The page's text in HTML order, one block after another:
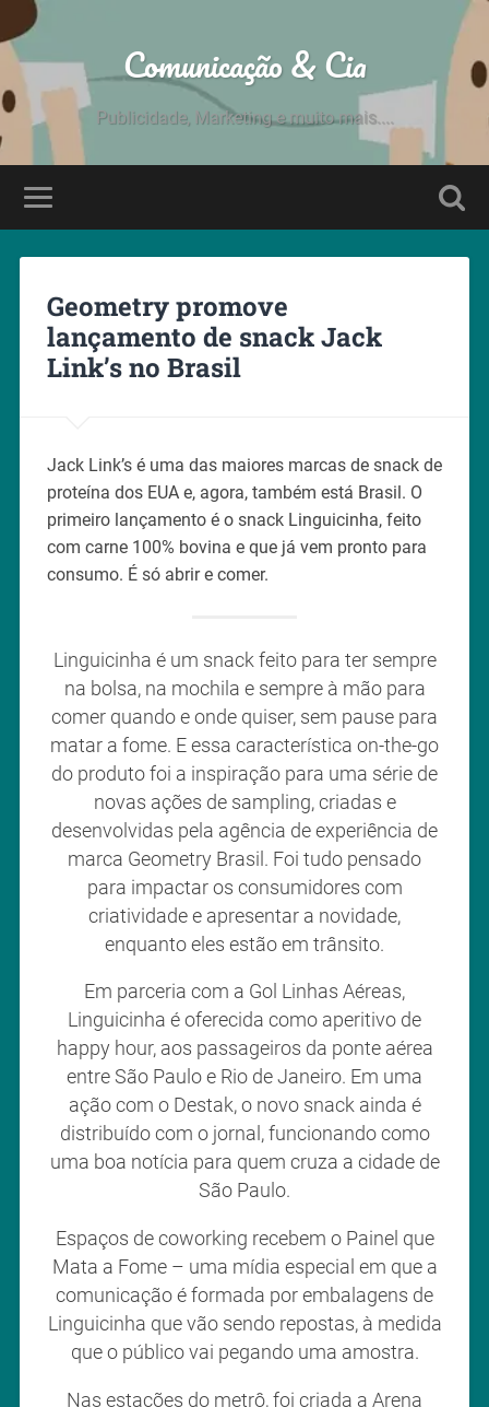
Comunicação & Cia
Publicidade, Marketing e muito mais....
Geometry promove
lançamento de snack Jack
Link’s no Brasil
Jack Link’s é uma das maiores marcas de snack de
proteína dos EUA e, agora, também está Brasil. O
primeiro lançamento é o snack Linguicinha, feito
com carne 100% bovina e que já vem pronto para
consumo. É só abrir e comer.
Linguicinha é um snack feito para ter sempre
na bolsa, na mochila e sempre à mão para
comer quando e onde quiser, sem pause para
matar a fome. E essa característica on-the-go
do produto foi a inspiração para uma série de
novas ações de sampling, criadas e
desenvolvidas pela agência de experiência de
marca Geometry Brasil. Foi tudo pensado
para impactar os consumidores com
criatividade e apresentar a novidade,
enquanto eles estão em trânsito.
Em parceria com a Gol Linhas Aéreas,
Linguicinha é oferecida como aperitivo de
happy hour, aos passageiros da ponte aérea
entre São Paulo e Rio de Janeiro. Em uma
ação com o Destak, o novo snack ainda é
distribuído com o jornal, funcionando como
uma boa notícia para quem cruza a cidade de
São Paulo.
Espaços de coworking recebem o Painel que
Mata a Fome – uma mídia especial em que a
comunicação é formada por embalagens de
Linguicinha que vão sendo repostas, à medida
que o público vai pegando uma amostra.
Nas estações do metrô, foi criada a Arena